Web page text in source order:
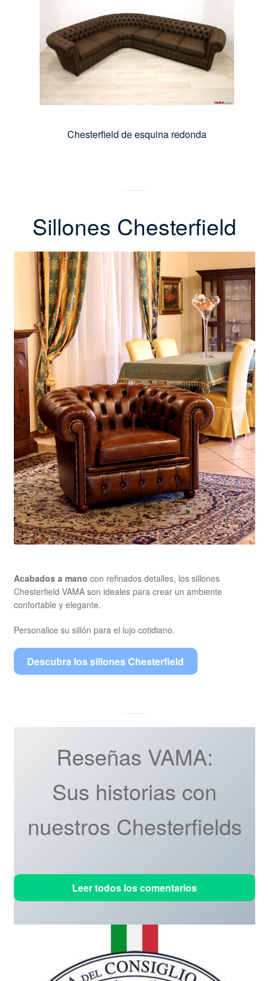
Chesterfield de esquina redonda
Sillones Chesterfield
Acabados a mano con refinados detalles, los sillones
Chesterfield VAMA son ideales para crear un ambiente
confortable y elegante.
Personalice su sillón para el lujo cotidiano.
Descubra los sillones Chesterfield
Reseñas VAMA:
Sus historias con
nuestros Chesterfields
Leer todos los comentarios